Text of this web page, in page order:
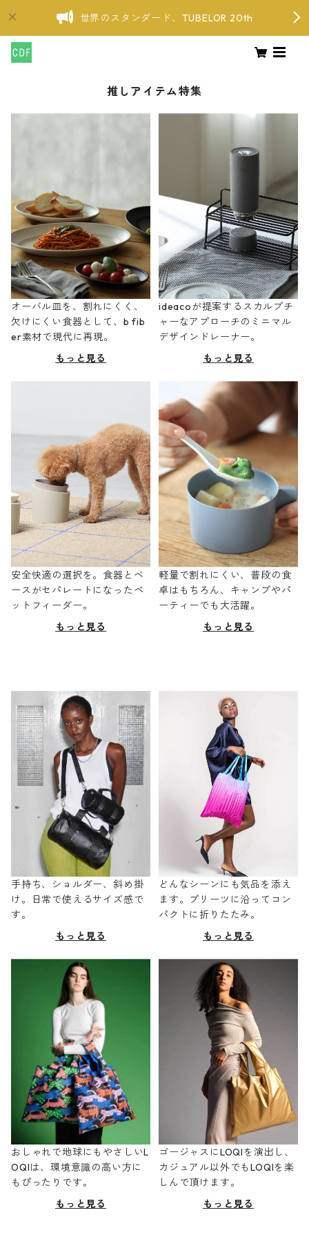
世界のスタンダード、TUBELOR 20th
推しアイテム特集
オーバル皿を、割れにくく、
欠けにくい食器として、b fib
er素材で現代に再現。
もっと見る
ideacoが提案するスカルプチ
ャーなアプローチのミニマル
デザインドレーナー。
もっと見る
安全快適の選択を。食器とベ
ースがセパレートになったペ
ットフィーダー。
もっと見る
軽量で割れにくい、普段の食
卓はもちろん、キャンプやパ
ーティーでも大活躍。
もっと見る
手持ち、ショルダー、斜め掛
け。日常で使えるサイズ感で
す。
もっと見る
どんなシーンにも気品を添え
ます。プリーツに沿ってコン
パクトに折りたたみ。
もっと見る
おしゃれで地球にもやさしいL
OQIは、環境意識の高い方に
もぴったりです。
もっと見る
ゴージャスにLOQIを演出し、
カジュアル以外でもLOQIを楽
しんで頂けます。
もっと見る